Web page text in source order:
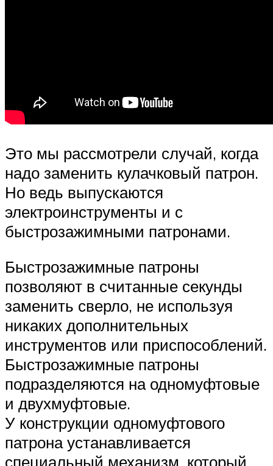
Это мы рассмотрели случай, когда
надо заменить кулачковый патрон.
Но ведь выпускаются
электроинструменты и с
быстрозажимными патронами.
Быстрозажимные патроны
позволяют в считанные секунды
заменить сверло, не используя
никаких дополнительных
инструментов или приспособлений.
Быстрозажимные патроны
подразделяются на одномуфтовые
и двухмуфтовые.
У конструкции одномуфтового
патрона устанавливается
специальный механизм, который